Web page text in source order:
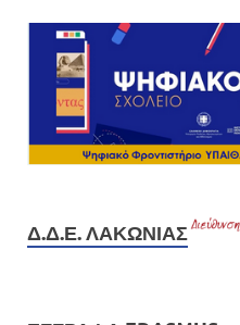
Δ.Δ.Ε. ΛΑΚΩΝΊΑΣ